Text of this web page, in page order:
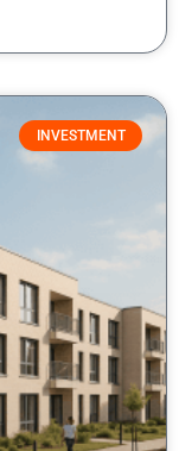
INVESTMENT